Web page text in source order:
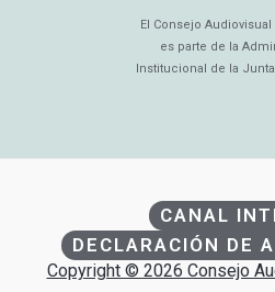
El Consejo
es parte de la
Institucional de la
CANAL
DECLARACIÓN DE
Copyright © 2026 Consejo